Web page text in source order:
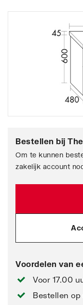
Bestellen bij
Om te kunnen
zakelijk account
Voordelen van
Voor 17.00
Bestellen